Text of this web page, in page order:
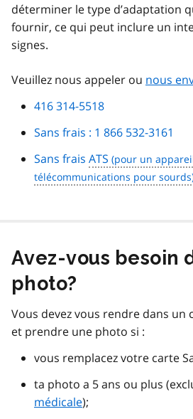
déterminer le type d’adaptation
fournir, ce qui peut inclure un
signes.
Veuillez nous appeler ou nous
416 314-5518
Sans frais : 1 866 532-3161
Sans frais ATS
Avez-vous besoin
photo?
Vous devez vous rendre dans un
et prendre une photo si :
vous remplacez votre carte
ta photo a 5 ans ou plus
médicale);